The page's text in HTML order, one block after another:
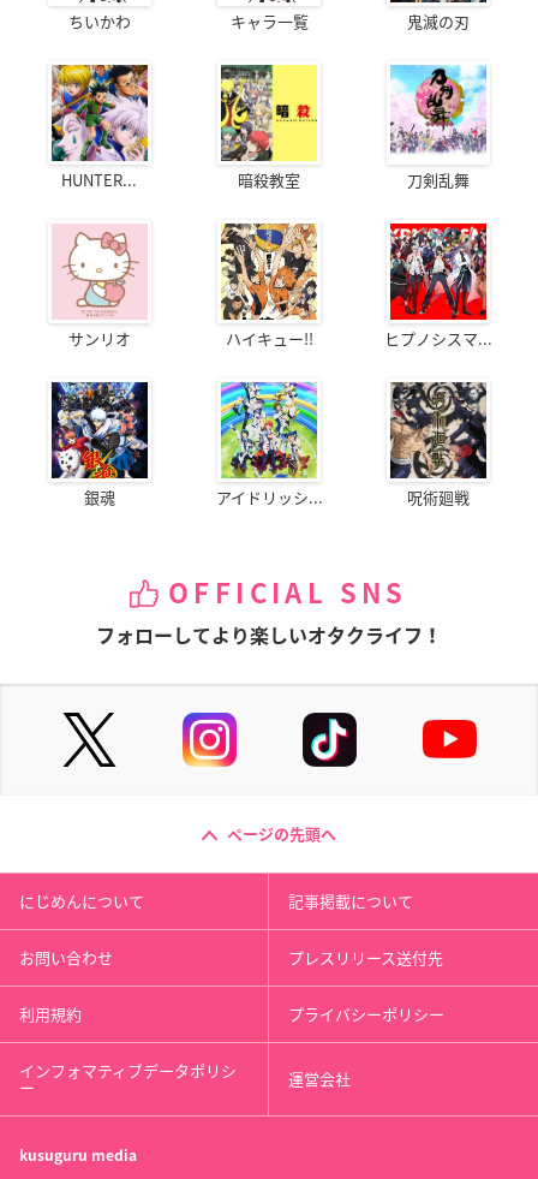
ちいかわ キャラ一覧 鬼滅の刃
HUNTER... 暗殺教室 刀剣乱舞
サンリオ ハイキュー!! ヒプノシスマ...
銀魂 アイドリッシ... 呪術廻戦
OFFICIAL SNS
フォローしてより楽しいオタクライフ！
ページの先頭へ
にじめんについて 記事掲載について
お問い合わせ プレスリリース送付先
利用規約 プライバシーポリシー
インフォマティブデータポリシ
ー 運営会社
kusuguru media